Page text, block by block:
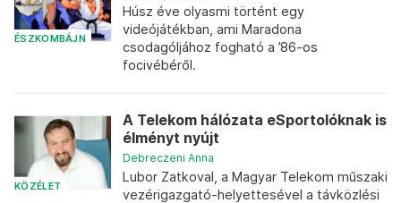
ÉSZKOMBÁJN
Húsz éve olyasmi történt egy
videójátékban, ami Maradona
csodagóljához fogható a ’86-os
focivébéről.
KÖZÉLET
A Telekom hálózata eSportolóknak is
élményt nyújt
Debreczeni Anna
Lubor Zatkoval, a Magyar Telekom műszaki
vezérigazgató-helyettesével a távközlési